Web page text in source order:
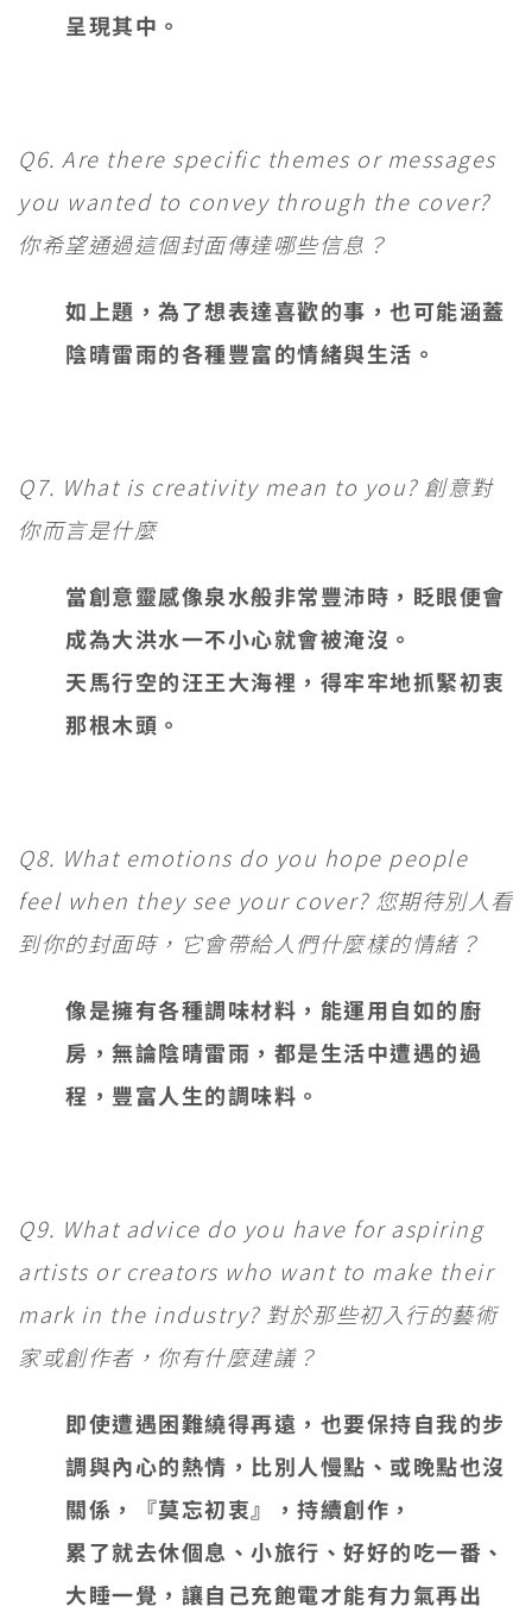
呈現其中。
Q6. Are there specific themes or messages
you wanted to convey through the cover?
你希望通過這個封面傳達哪些信息？
如上題，為了想表達喜歡的事，也可能涵蓋
陰晴雷雨的各種豐富的情緒與生活。
Q7. What is creativity mean to you? 創意對
你而言是什麼
當創意靈感像泉水般非常豐沛時，眨眼便會
成為大洪水一不小心就會被淹沒。
天馬行空的汪王大海裡，得牢牢地抓緊初衷
那根木頭。
Q8. What emotions do you hope people
feel when they see your cover? 您期待別人看
到你的封面時，它會帶給人們什麼樣的情緒？
像是擁有各種調味材料，能運用自如的廚
房，無論陰晴雷雨，都是生活中遭遇的過
程，豐富人生的調味料。
Q9. What advice do you have for aspiring
artists or creators who want to make their
mark in the industry? 對於那些初入行的藝術
家或創作者，你有什麼建議？
即使遭遇困難繞得再遠，也要保持自我的步
調與內心的熱情，比別人慢點、或晚點也沒
關係，『莫忘初衷』，持續創作，
累了就去休個息、小旅行、好好的吃一番、
大睡一覺，讓自己充飽電才能有力氣再出